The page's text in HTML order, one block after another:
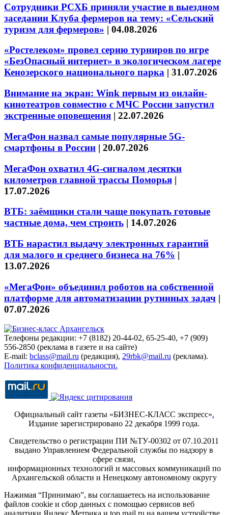
Сотрудники РСХБ приняли участие в выездном
заседании Клуба фермеров на тему: «Сельский
туризм для фермеров» | 04.08.2026
«Ростелеком» провел серию турниров по игре
«БезОпасный интернет» в экологическом лагере
Кенозерского национального парка | 31.07.2026
Внимание на экран: Wink первым из онлайн-
кинотеатров совместно с МЧС России запустил
экстренные оповещения | 22.07.2026
МегаФон назвал самые популярные 5G-
смартфоны в России | 20.07.2026
МегаФон охватил 4G-сигналом десятки
километров главной трассы Поморья |
17.07.2026
ВТБ: заёмщики стали чаще покупать готовые
частные дома, чем строить | 14.07.2026
ВТБ нарастил выдачу электронных гарантий
для малого и среднего бизнеса на 76% |
13.07.2026
«МегаФон» объединил роботов на собственной
платформе для автоматизации рутинных задач |
07.07.2026
Телефоны редакции: +7 (8182) 20-44-02, 65-25-40, +7 (909)
556-2850 (реклама в газете и на сайте)
E-mail: bclass@mail.ru (редакция), 29rbk@mail.ru (реклама).
Политика конфиденциальности.
Официальный сайт газеты «БИЗНЕС-КЛАСС экспресс».
Издание зарегистрировано 22 декабря 1999 года.
Свидетельство о регистрации ПИ №ТУ-00302 от 07.10.2011
выдано Управлением Федеральной службы по надзору в
сфере связи,
информационных технологий и массовых коммуникаций по
Архангельской области и Ненецкому автономному округу
Нажимая “Принимаю”, вы соглашаетесь на использование
файлов cookie и сбор данных с помощью сервисов веб